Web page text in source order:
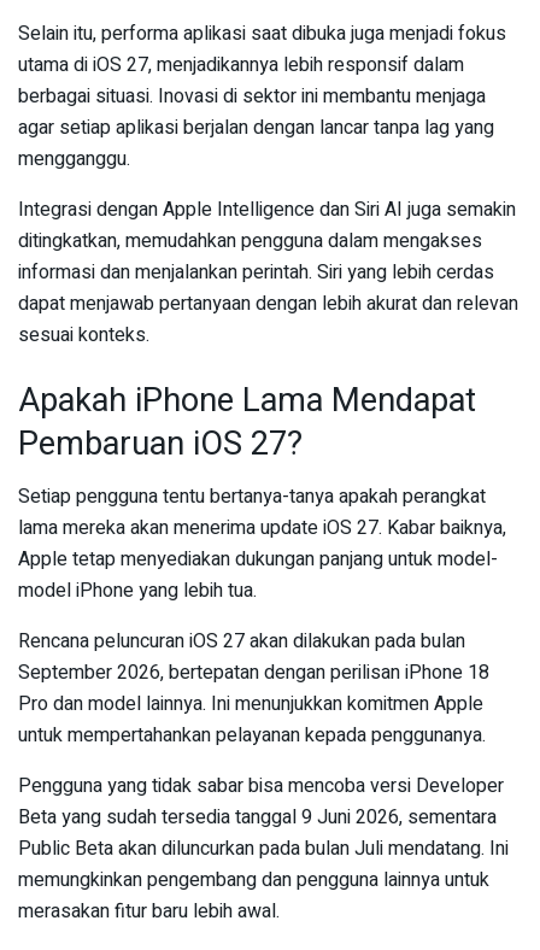
Selain itu, performa aplikasi saat dibuka juga menjadi fokus
utama di iOS 27, menjadikannya lebih responsif dalam
berbagai situasi. Inovasi di sektor ini membantu menjaga
agar setiap aplikasi berjalan dengan lancar tanpa lag yang
mengganggu.
Integrasi dengan Apple Intelligence dan Siri AI juga semakin
ditingkatkan, memudahkan pengguna dalam mengakses
informasi dan menjalankan perintah. Siri yang lebih cerdas
dapat menjawab pertanyaan dengan lebih akurat dan relevan
sesuai konteks.
Apakah iPhone Lama Mendapat
Pembaruan iOS 27?
Setiap pengguna tentu bertanya-tanya apakah perangkat
lama mereka akan menerima update iOS 27. Kabar baiknya,
Apple tetap menyediakan dukungan panjang untuk model-
model iPhone yang lebih tua.
Rencana peluncuran iOS 27 akan dilakukan pada bulan
September 2026, bertepatan dengan perilisan iPhone 18
Pro dan model lainnya. Ini menunjukkan komitmen Apple
untuk mempertahankan pelayanan kepada penggunanya.
Pengguna yang tidak sabar bisa mencoba versi Developer
Beta yang sudah tersedia tanggal 9 Juni 2026, sementara
Public Beta akan diluncurkan pada bulan Juli mendatang. Ini
memungkinkan pengembang dan pengguna lainnya untuk
merasakan fitur baru lebih awal.